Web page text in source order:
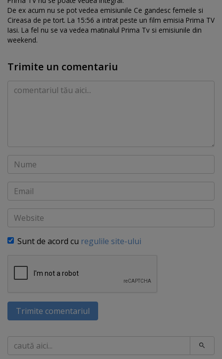
De ex acum nu se pot vedea emisiunile Ce gandesc femeile si
Cireasa de pe tort. La 15:56 a intrat peste un film emisia Prima TV
Iasi. La fel nu se va vedea matinalul Prima Tv si emisiunile din
weekend.
Trimite un comentariu
Comentariu
Nume
Email
Website
Sunt de acord cu regulile site-ului
Trimite comentariul
Caută